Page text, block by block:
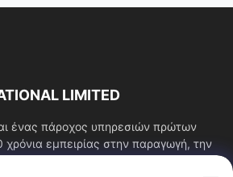
LIMITED
ένας πάροχος υπηρεσιών πρώτων
εμπειρίας στην παραγωγή, την
εμπόριο, την...